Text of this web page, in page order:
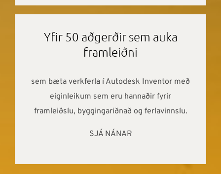
Yfir 50 aðgerðir sem auka
framleiðni
sem bæta verkferla í Autodesk Inventor með
eiginleikum sem eru hannaðir fyrir
framleiðslu, byggingariðnað og ferlavinnslu.
SJÁ NÁNAR